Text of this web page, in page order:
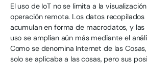
El uso de IoT no se limita a la
operación remota. Los datos recopilados
acumulan en forma de macrodatos, y
uso se amplían aún más mediante el
Como se denomina Internet de las
solo se aplicaba a las cosas, pero sus